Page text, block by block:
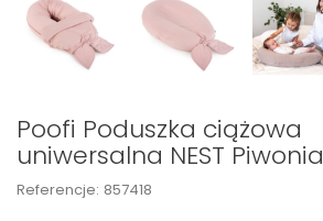
Poofi Poduszka ciążowa
uniwersalna NEST Piwonia
Referencje: 857418